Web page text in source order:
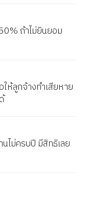
ผิดกฎหมายไหม
ถ้าไม่ยินยอม
ห้ลูกจ้างทำเสียหาย
ไม่ครบปี มีสิทธิเลย